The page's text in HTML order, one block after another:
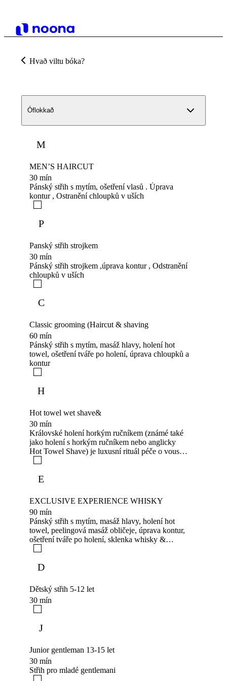
Hvað viltu bóka?
Óflokkað
M
MEN’S HAIRCUT
30 mín
Pánský střih s mytím, ošetření vlasů . Úprava
kontur , Ostranění chloupků v uších
P
Panský střih strojkem
30 mín
Pánský střih strojkem ,úprava kontur , Odstranění
chloupků v uších
C
Classic grooming (Haircut & shaving
60 mín
Pánský střih s mytím, masáž hlavy, holení hot
towel, ošetření tváře po holení, úprava chloupků a
kontur
H
Hot towel wet shave&
30 mín
Královské holení horkým ručníkem (známé také
jako holení s horkým ručníkem nebo anglicky
Hot Towel Shave) je luxusní rituál péče o vousy
pokožky, následné precizní holení břitvou,
balzámem a olejíčkem. Tento proces poskytuje
dokonalý relaxační zážitek, zjemňuje pokožku,
otevírá póry a minimalizuje podráždění, což vede
k hladšímu a příjemnějšímu výsledku holení
E
EXCLUSIVE EXPERIENCE WHISKY
90 mín
Pánský střih s mytím, masáž hlavy, holení hot
towel, peelingová masáž obličeje, úprava kontur,
ošetření tváře po holení, sklenka whisky &
D
Dětský střih 5-12 let
30 mín
J
Junior gentleman 13-15 let
30 mín
Střih pro mladé gentlemani